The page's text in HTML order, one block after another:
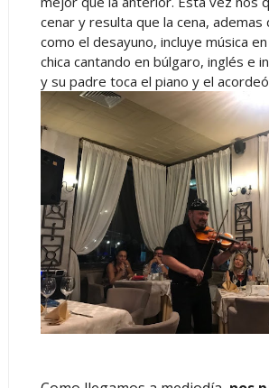
cenar y resulta que la cena, ademas
como el desayuno, incluye música
chica cantando en búlgaro, inglés e
y su padre toca el piano y el